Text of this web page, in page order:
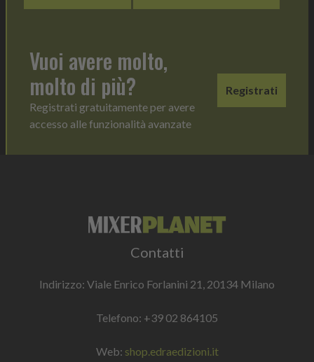
Vuoi avere molto,
molto di più?
Registrati gratuitamente per avere
accesso alle funzionalità avanzate
Registrati
Contatti
Indirizzo: Viale Enrico Forlanini 21, 20134 Milano
Telefono: +39 02 864105
Web: shop.edraedizioni.it